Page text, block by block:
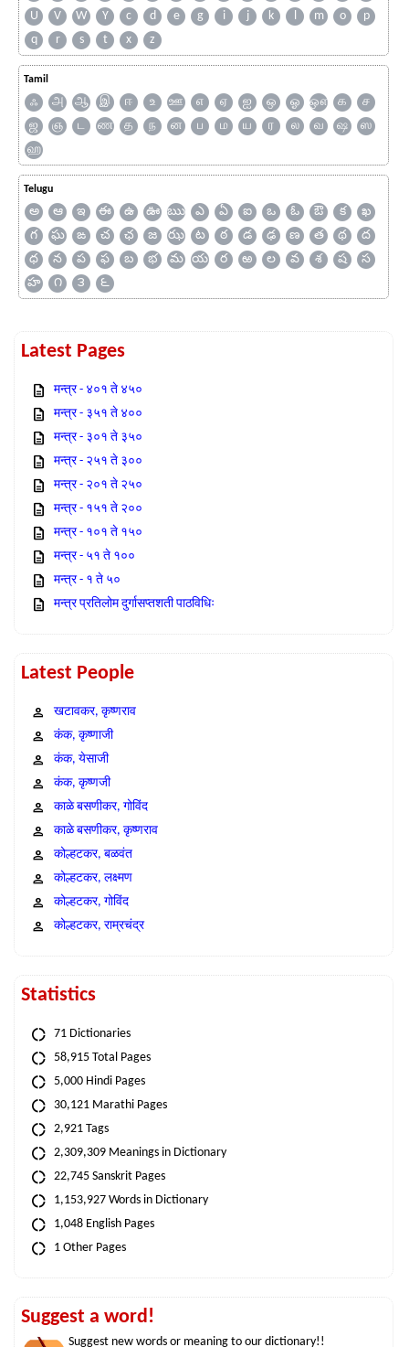
U
V W Y c d e g i j k l m o
p
q
r s t x z
Tamil
ஃ அ ஆ இ ஈ உ ஊ எ ஏ ஐ ஒ ஓ ஔ க
ச
ஜ
ஞ ட ண த ந ன ப ம ய ர ல வ ஷ
ஸ
ஹ
Telugu
అ ఆ ఇ ఈ ఉ ఊ ఋ ఎ ఏ ఐ ఒ ఓ ఔ క
ఖ
గ
ఘ ఙ చ ఛ జ ఝ ట ఠ డ ఢ ణ త థ
ద
ధ
న ప ఫ బ భ మ య ర ఱ ల వ శ ష
స
హ
౧ ౩ ౬
Latest Pages
मन्त्र - ४०१ ते ४५०
मन्त्र - ३५१ ते ४००
मन्त्र - ३०१ ते ३५०
मन्त्र - २५१ ते ३००
मन्त्र - २०१ ते २५०
मन्त्र - १५१ ते २००
मन्त्र - १०१ ते १५०
मन्त्र - ५१ ते १००
मन्त्र - १ ते ५०
मन्त्र प्रतिलोम दुर्गासप्तशती पाठविधिः
Latest People
खटावकर, कृष्णराव
कंक, कृष्णाजी
कंक, येसाजी
कंक, कृष्णजी
काळे बसणीकर, गोविंद
काळे बसणीकर, कृष्णराव
कोल्हटकर, बळवंत
कोल्हटकर, लक्ष्मण
कोल्हटकर, गोविंद
कोल्हटकर, राम्रचंद्र
Statistics
71 Dictionaries
58,915 Total Pages
5,000 Hindi Pages
30,121 Marathi Pages
2,921 Tags
2,309,309 Meanings in Dictionary
22,745 Sanskrit Pages
1,153,927 Words in Dictionary
1,048 English Pages
1 Other Pages
Suggest a word!
Suggest new words or meaning to our dictionary!!